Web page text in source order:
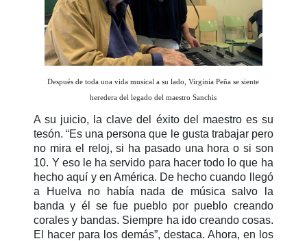
Después de toda una vida musical a su lado, Virginia Peña se siente
heredera del legado del maestro Sanchis
A su juicio, la clave del éxito del maestro es su
tesón. “Es una persona que le gusta trabajar pero
no mira el reloj, si ha pasado una hora o si son
10. Y eso le ha servido para hacer todo lo que ha
hecho aquí y en América. De hecho cuando llegó
a Huelva no había nada de música salvo la
banda y él se fue pueblo por pueblo creando
corales y bandas. Siempre ha ido creando cosas.
El hacer para los demás”, destaca. Ahora, en los